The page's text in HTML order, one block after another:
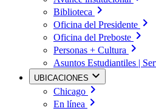
Biblioteca
Oficina del Presidente
Oficina del Preboste
Personas + Cultura
Asuntos Estudiantiles |
UBICACIONES
Chicago
En línea